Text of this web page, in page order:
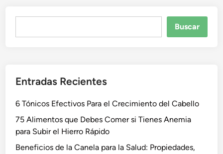
Buscar
Entradas Recientes
6 Tónicos Efectivos Para el Crecimiento del Cabello
75 Alimentos que Debes Comer si Tienes Anemia
para Subir el Hierro Rápido
Beneficios de la Canela para la Salud: Propiedades,